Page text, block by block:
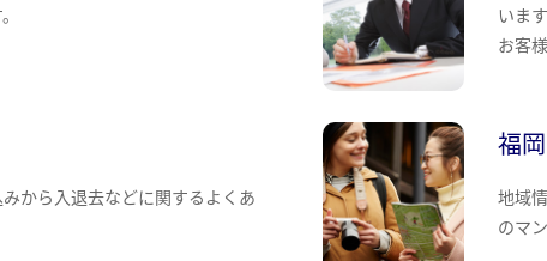
います
お客
から入退去などに関するよくあ
福
地域
のマ